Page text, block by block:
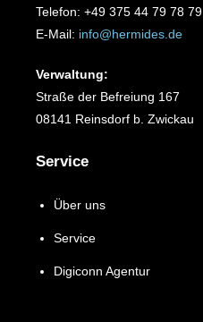
Telefon: +49 375 44 79 78 79
E-Mail: info@hermides.de
Verwaltung:
Straße der Befreiung 167
08141 Reinsdorf b. Zwickau
Service
Über uns
Service
Digiconn Agentur